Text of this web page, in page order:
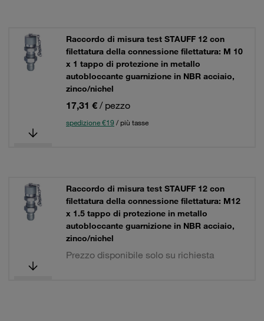
Raccordo di misura test STAUFF 12 con
filettatura della connessione filettatura: M 10
x 1 tappo di protezione in metallo
autobloccante guarnizione in NBR acciaio,
zinco/nichel
17,31 € / pezzo
spedizione €19 / più tasse
Raccordo di misura test STAUFF 12 con
filettatura della connessione filettatura: M12
x 1.5 tappo di protezione in metallo
autobloccante guarnizione in NBR acciaio,
zinco/nichel
Prezzo disponibile solo su richiesta